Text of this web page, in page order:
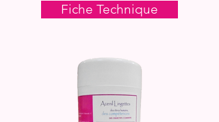
Fiche Technique